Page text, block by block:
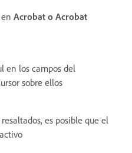
Acrobat o Acrobat
en los campos del
sobre ellos
es posible que el